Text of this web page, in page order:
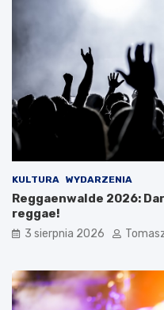
KULTURA WYDARZENIA
Reggaenwalde 2026:
reggae!
3 sierpnia 2026